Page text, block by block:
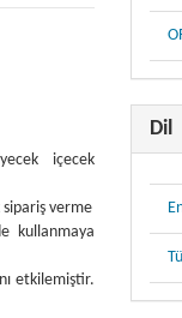
içecek
sipariş verme
kullanmaya
etkilemiştir.
Dil